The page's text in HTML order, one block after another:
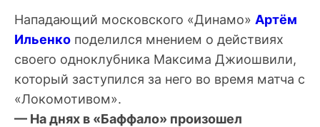
Нападающий московского «Динамо» Артём
Ильенко поделился мнением о действиях
своего одноклубника Максима Джиошвили,
который заступился за него во время матча с
«Локомотивом».
— На днях в «Баффало» произошел